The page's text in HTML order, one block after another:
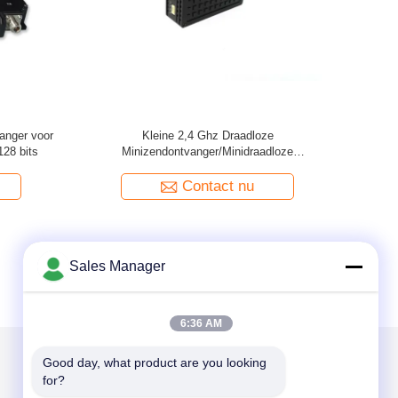
8MHz
Lange afstand Industriële COFDM
Zendontvanger voor Veiligheidssysteem en
Contact nu
Mail ons
Sales Manager
6:36 AM
Good day, what product are you looking
for?